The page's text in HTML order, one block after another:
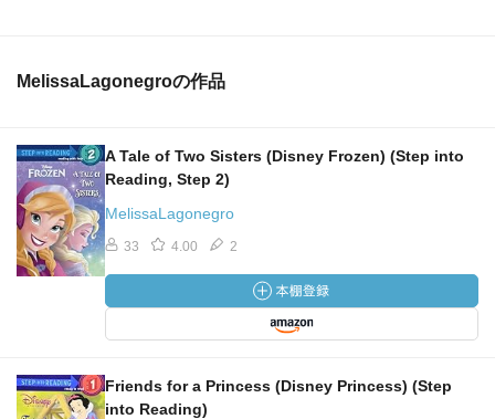
MelissaLagonegroの作品
A Tale of Two Sisters (Disney Frozen) (Step into
Reading, Step 2)
MelissaLagonegro
33 4.00 2
Friends for a Princess (Disney Princess) (Step
into Reading)